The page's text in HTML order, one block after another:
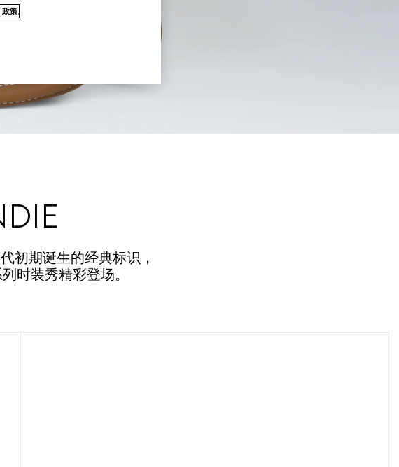
初期诞生的经典标识，
时装秀精彩登场。
策。